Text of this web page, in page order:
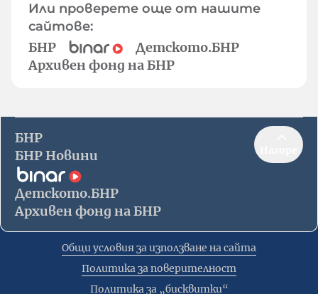
Или проверете още от нашите
сайтове:
БНР
Детското.БНР
Архивен фонд на БНР
БНР
БНР Новини
Детското.БНР
Архивен фонд на БНР
Общи условия за използване на сайта
Политика за поверителност
Политика за „бисквитки“